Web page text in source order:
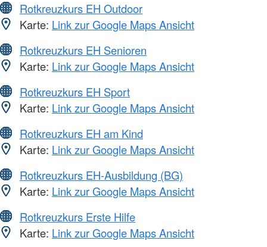
Rotkreuzkurs EH Outdoor
Karte: Link zur Google Maps Ansicht
Rotkreuzkurs EH Senioren
Karte: Link zur Google Maps Ansicht
Rotkreuzkurs EH Sport
Karte: Link zur Google Maps Ansicht
Rotkreuzkurs EH am Kind
Karte: Link zur Google Maps Ansicht
Rotkreuzkurs EH-Ausbildung (BG)
Karte: Link zur Google Maps Ansicht
Rotkreuzkurs Erste Hilfe
Karte: Link zur Google Maps Ansicht